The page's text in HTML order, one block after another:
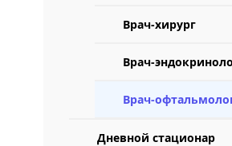
Врач-хирург
Врач-
Врач-
Дневной стационар